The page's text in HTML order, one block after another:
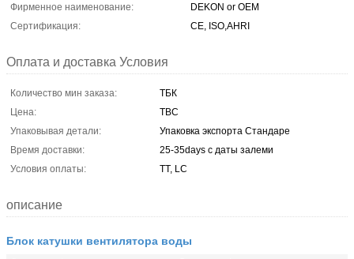
Фирменное наименование:
DEKON or OEM
Сертификация:
CE, ISO,AHRI
Оплата и доставка Условия
Количество мин заказа:
ТБК
Цена:
TBC
Упаковывая детали:
Упаковка экспорта Стандаре
Время доставки:
25-35days с даты залеми
Условия оплаты:
TT, LC
описание
Блок катушки вентилятора воды